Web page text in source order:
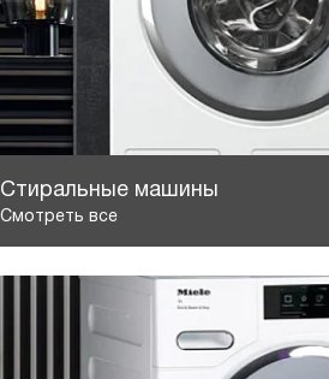
Стиральные машины
Смотреть все